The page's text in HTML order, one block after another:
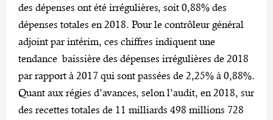
des dépenses ont été irrégulières, soit 0,88% des
dépenses totales en 2018. Pour le contrôleur général
adjoint par intérim, ces chiffres indiquent une
tendance baissière des dépenses irrégulières de 2018
par rapport à 2017 qui sont passées de 2,25% à 0,88%.
Quant aux régies d’avances, selon l’audit, en 2018, sur
des recettes totales de 11 milliards 498 millions 728